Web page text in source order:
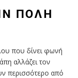
ΠΌΛΗ
που δίνει φωνή
αλλάζει τον
περισσότερο από